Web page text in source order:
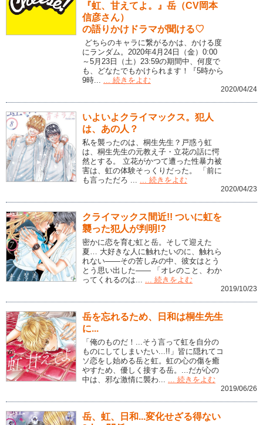
『虹、甘えてよ。』岳（CV岡本
信彦さん）
の語りかけドラマが聞ける♡
どちらのキャラに繋がるかは、かける度
にランダム。2020年4月24日（金）0:00
～5月23日（土）23:59の期間中、何度で
も、どなたでもかけられます！『5時から
9時... ... 続きをよむ
2020/04/24
いよいよクライマックス。犯人
は、あの人？
私を襲ったのは、桐生先生？戸惑う虹
は、桐生先生の元教え子・立花の話に愕
然とする。 立花がかつて遭った性暴力被
害は、虹の体験そっくりだった。 「前に
も言っただろ ... ... 続きをよむ
2020/04/23
クライマックス間近!! ついに虹を
襲った犯人が判明!?
密かに恋を育む虹と岳。そして迎えた
夏… 大好きな人に触れたいのに、触れら
れない――その苦しみの中、彼女はとう
とう思い出した―― 「オレのこと、わか
ってくれるのは... ... 続きをよむ
2019/10/23
岳を忘れるため、日和は桐生先生
に...
「俺のものだ！...そう言って虹を自分の
ものにしてしまいたい...!!」皆に隠れてコ
ソ恋をし始める岳と虹。虹の心の傷を癒
やすため、優しく接する岳。...だが心の
中は、邪な激情に襲わ... ... 続きをよむ
2019/06/26
岳、虹、日和...変化せざる得ない